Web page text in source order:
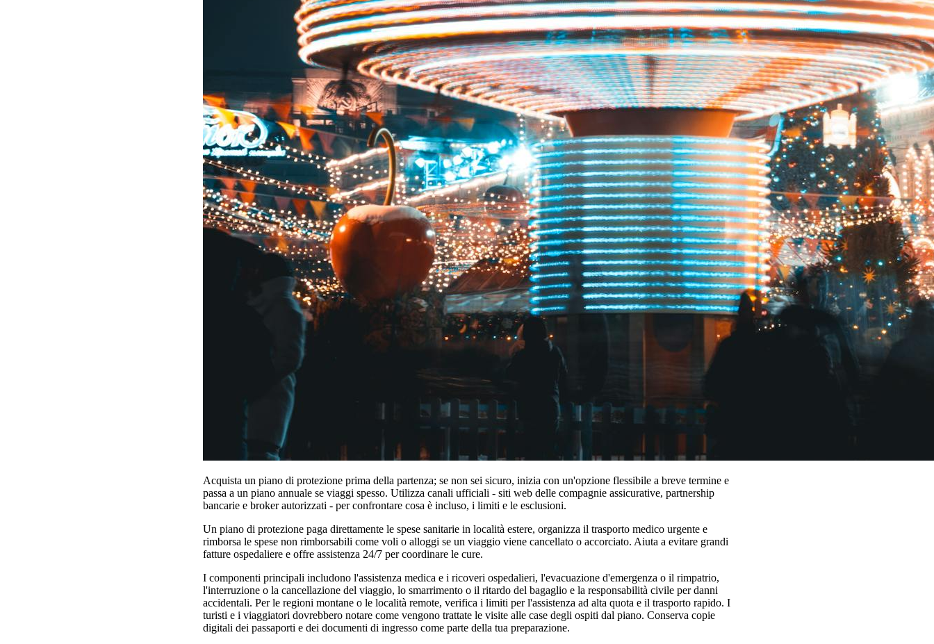
Acquista un piano di protezione prima della partenza; se non sei sicuro, inizia con un'opzione flessibile a breve termine e
passa a un piano annuale se viaggi spesso. Utilizza canali ufficiali - siti web delle compagnie assicurative, partnership
bancarie e broker autorizzati - per confrontare cosa è incluso, i limiti e le esclusioni.
Un piano di protezione paga direttamente le spese sanitarie in località estere, organizza il trasporto medico urgente e
rimborsa le spese non rimborsabili come voli o alloggi se un viaggio viene cancellato o accorciato. Aiuta a evitare grandi
fatture ospedaliere e offre assistenza 24/7 per coordinare le cure.
I componenti principali includono l'assistenza medica e i ricoveri ospedalieri, l'evacuazione d'emergenza o il rimpatrio,
l'interruzione o la cancellazione del viaggio, lo smarrimento o il ritardo del bagaglio e la responsabilità civile per danni
accidentali. Per le regioni montane o le località remote, verifica i limiti per l'assistenza ad alta quota e il trasporto rapido. I
turisti e i viaggiatori dovrebbero notare come vengono trattate le visite alle case degli ospiti dal piano. Conserva copie
digitali dei passaporti e dei documenti di ingresso come parte della tua preparazione.